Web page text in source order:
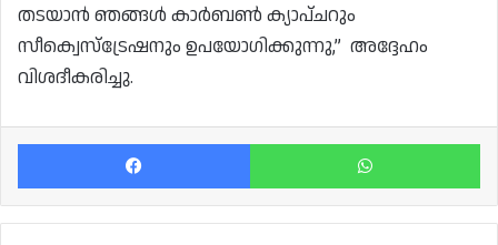
തടയാൻ ഞങ്ങൾ കാർബൺ ക്യാപ്‌ചറും
സീക്വെസ്‌ട്രേഷനും ഉപയോഗിക്കുന്നു,” അദ്ദേഹം
വിശദീകരിച്ചു.
Facebook